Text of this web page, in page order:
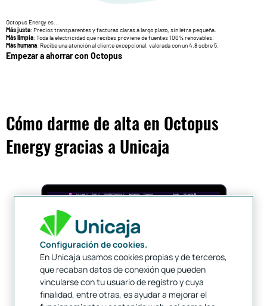
Octopus Energy es...
Más justa: Precios transparentes y facturas claras a largo plazo, sin letra pequeña.
Más limpia: Toda la electricidad que recibes proviene de fuentes 100% renovables.
Más humana: Recibe una atención al cliente excepcional, valorada con un 4,8 sobre 5.
Empezar a ahorrar con Octopus
Cómo darme de alta en Octopus
Energy gracias a Unicaja
Configuración de cookies.
En Unicaja usamos cookies propias y de terceros,
que recaban datos de conexión que pueden
vincularse con tu usuario de registro y cuya
finalidad, entre otras, es ayudar a mejorar el